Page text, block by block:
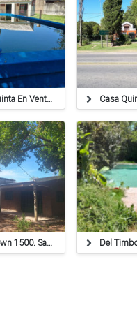
Casa Quinta En Venta En Rafaela - 327431
Alte. Brown 1500. Sauce Del